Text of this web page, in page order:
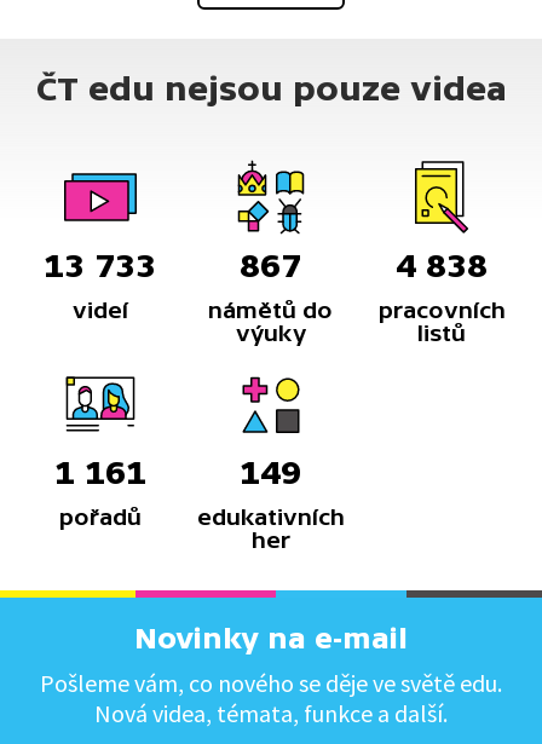
ČT edu nejsou pouze videa
13 733
videí
867
námětů do
výuky
4 838
pracovních
listů
1 161
pořadů
149
edukativních
her
Novinky na e-mail
Pošleme vám, co nového se děje ve světě edu.
Nová videa, témata, funkce a další.